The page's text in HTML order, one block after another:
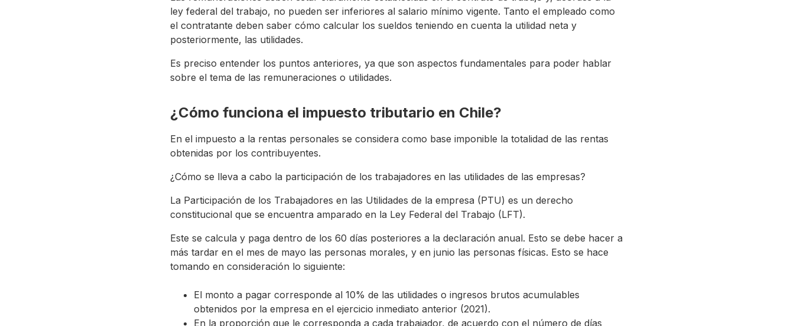
ley federal del trabajo, no pueden ser inferiores al salario mínimo vigente. Tanto el empleado como
el contratante deben saber cómo calcular los sueldos teniendo en cuenta la utilidad neta y
posteriormente, las utilidades.
Es preciso entender los puntos anteriores, ya que son aspectos fundamentales para poder hablar
sobre el tema de las remuneraciones o utilidades.
¿Cómo funciona el impuesto tributario en Chile?
En el impuesto a la rentas personales se considera como base imponible la totalidad de las rentas
obtenidas por los contribuyentes.
¿Cómo se lleva a cabo la participación de los trabajadores en las utilidades de las empresas?
La Participación de los Trabajadores en las Utilidades de la empresa (PTU) es un derecho
constitucional que se encuentra amparado en la Ley Federal del Trabajo (LFT).
Este se calcula y paga dentro de los 60 días posteriores a la declaración anual. Esto se debe hacer a
más tardar en el mes de mayo las personas morales, y en junio las personas físicas. Esto se hace
tomando en consideración lo siguiente:
El monto a pagar corresponde al 10% de las utilidades o ingresos brutos acumulables
obtenidos por la empresa en el ejercicio inmediato anterior (2021).
En la proporción que le corresponda a cada trabajador, de acuerdo con el número de días